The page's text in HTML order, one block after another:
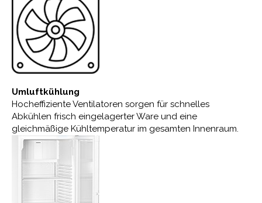
Umluftkühlung
Hocheffiziente Ventilatoren sorgen für schnelles
Abkühlen frisch eingelagerter Ware und eine
gleichmäßige Kühltemperatur im gesamten Innenraum.